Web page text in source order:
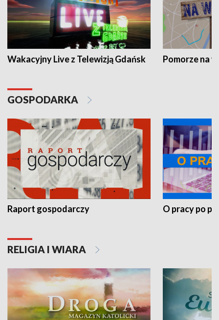
Wakacyjny Live z Telewizją Gdańsk Pomorze na
GOSPODARKA
Raport gospodarczy O pracy po
RELIGIA I WIARA